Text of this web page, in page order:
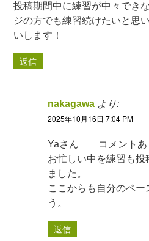
投稿期間中に練習が中々でき
ジの方でも練習続けたいと思
いします！
返信
nakagawa より:
2025年10月16日 7:04 PM
Yaさん コメントあ
お忙しい中を練習も
ました。
ここからも自分のペー
う。
返信